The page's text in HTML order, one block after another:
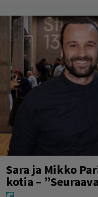
Sara ja Mikko
kotia –